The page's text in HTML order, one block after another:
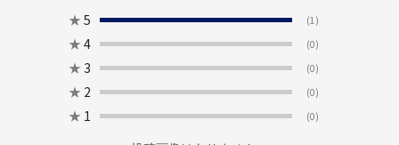
★ 5 (1)
★ 4 (0)
★ 3 (0)
★ 2 (0)
★ 1 (0)